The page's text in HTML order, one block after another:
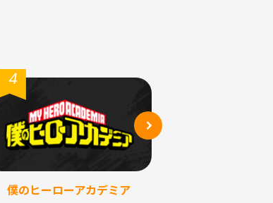
僕のヒーローアカデミア